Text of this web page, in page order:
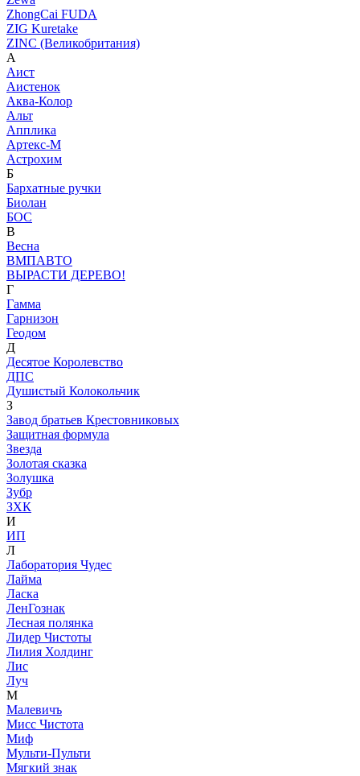
ZhongCai FUDA
ZIG Kuretake
ZINC (Великобритания)
А
Аист
Аистенок
Аква-Колор
Альт
Апплика
Артекс-М
Астрохим
Б
Бархатные ручки
Биолан
БОС
В
Весна
ВМПАВТО
ВЫРАСТИ ДЕРЕВО!
Г
Гамма
Гарнизон
Геодом
Д
Десятое Королевство
ДПС
Душистый Колокольчик
З
Завод братьев Крестовниковых
Защитная формула
Звезда
Золотая сказка
Золушка
Зубр
ЗХК
И
ИП
Л
Лаборатория Чудес
Лайма
Ласка
ЛенГознак
Лесная полянка
Лидер Чистоты
Лилия Холдинг
Лис
Луч
М
Малевичъ
Мисс Чистота
Миф
Мульти-Пульти
Мягкий знак